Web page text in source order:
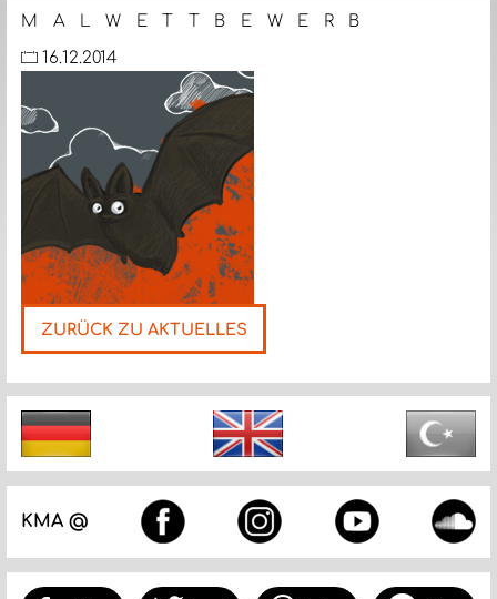
M A L W E T T B E W E R B
16.12.2014
ZURÜCK ZU AKTUELLES
Nächste
KMA @